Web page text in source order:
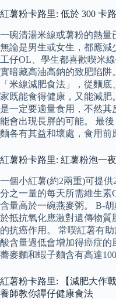
紅薯粉卡路里: 低於 300 卡
一碗清湯米線或薯粉的熱量
無論是男生或女生，都應減
工仔OL、學生都喜歡喫米
實暗藏高油高鈉的致肥陷阱
「米線減肥食法」，從麵
家既能食得健康，又能減肥
是一定要適量食用，不然
能會出現長胖的可能。 最
麵各有其益和壞處，食用前
紅薯粉卡路里: 紅薯粉泡一
一個小紅薯(約2兩重)可提
分之一量的每天所需維生素
含量高於一碗燕麥粥。 Β-
於抵抗氧化應激對遺傳物
的抗癌作用。 常喫紅薯有
酸含量過低會增加得癌症的
蕎麥麵和蝦子麵含有高達
紅薯粉卡路里: 【減肥大作
養師教你譚仔健康食法